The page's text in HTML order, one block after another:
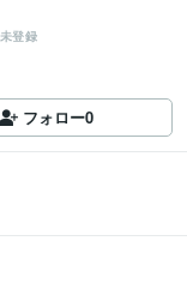
未登録
フォロー0